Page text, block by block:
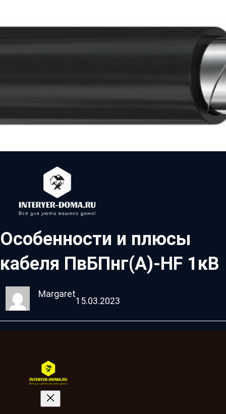
Особенности и плюсы
кабеля ПвБПнг(A)-HF 1кВ
Margaret
15.03.2023